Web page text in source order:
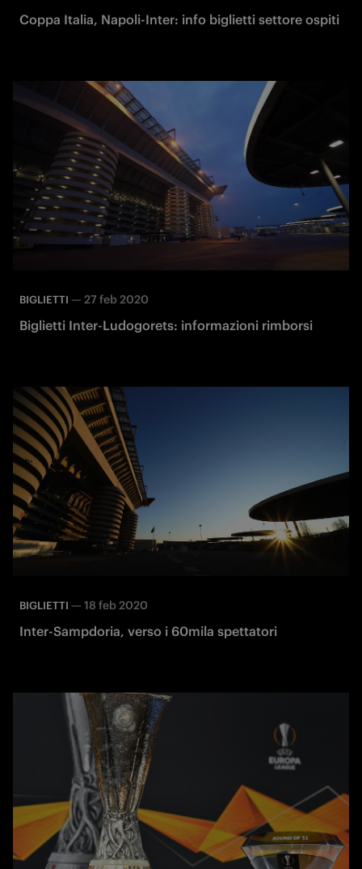
Coppa Italia, Napoli-Inter: info biglietti settore ospiti
BIGLIETTI — 27 feb 2020
Biglietti Inter-Ludogorets: informazioni rimborsi
BIGLIETTI — 18 feb 2020
Inter-Sampdoria, verso i 60mila spettatori